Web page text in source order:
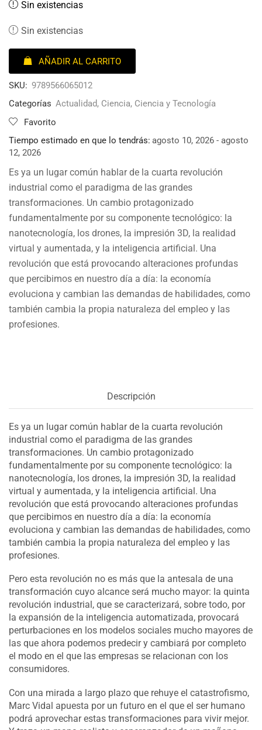
Sin existencias
Sin existencias
AÑADIR AL CARRITO
SKU: 9789566065012
Categorías Actualidad, Ciencia, Ciencia y Tecnología
Favorito
Tiempo estimado en que lo tendrás: agosto 10, 2026 - agosto
12, 2026
Es ya un lugar común hablar de la cuarta revolución
industrial como el paradigma de las grandes
transformaciones. Un cambio protagonizado
fundamentalmente por su componente tecnológico: la
nanotecnología, los drones, la impresión 3D, la realidad
virtual y aumentada, y la inteligencia artificial. Una
revolución que está provocando alteraciones profundas
que percibimos en nuestro día a día: la economía
evoluciona y cambian las demandas de habilidades, como
también cambia la propia naturaleza del empleo y las
profesiones.
Descripción
Es ya un lugar común hablar de la cuarta revolución
industrial como el paradigma de las grandes
transformaciones. Un cambio protagonizado
fundamentalmente por su componente tecnológico: la
nanotecnología, los drones, la impresión 3D, la realidad
virtual y aumentada, y la inteligencia artificial. Una
revolución que está provocando alteraciones profundas
que percibimos en nuestro día a día: la economía
evoluciona y cambian las demandas de habilidades, como
también cambia la propia naturaleza del empleo y las
profesiones.
Pero esta revolución no es más que la antesala de una
transformación cuyo alcance será mucho mayor: la quinta
revolución industrial, que se caracterizará, sobre todo, por
la expansión de la inteligencia automatizada, provocará
perturbaciones en los modelos sociales mucho mayores de
las que ahora podemos predecir y cambiará por completo
el modo en el que las empresas se relacionan con los
consumidores.
Con una mirada a largo plazo que rehuye el catastrofismo,
Marc Vidal apuesta por un futuro en el que el ser humano
podrá aprovechar estas transformaciones para vivir mejor.